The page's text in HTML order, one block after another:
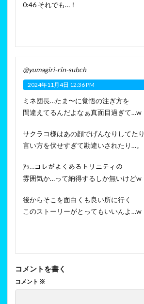
0:46 それでも…！
@yumagiri-rin-subch
2024年11月4日 12:36 PM
ミネ団長…たま〜に覚悟の注ぎ方を
間違えてるんだよなぁ真面目過ぎて…w
サクラコ様はあの顔でげんなりしてたり
言い方を伏せすぎて勘違いされたり…。
ｱｯ…コレがよくあるトリニティの
雰囲気か…って納得するしか無いけどw
後からそこを面白くも良い所に行く
このストーリーがとってもいいんよ…w
コメントを書く
コメント ※